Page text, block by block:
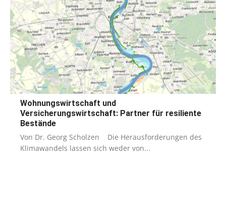
Wohnungswirtschaft und
Versicherungswirtschaft: Partner für resiliente
Bestände
Von Dr. Georg Scholzen Die Herausforderungen des
Klimawandels lassen sich weder von...